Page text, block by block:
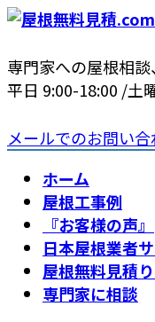
コ
テ
ン
へ
ス
ナ
ゲ
ー
ョ
ン
専門家への屋根相談
平日 9:00-18:00 /土
メールでのお問い合
ホーム
屋根工事例
『お客様の声』
日本屋根業者
屋根無料見積
専門家に相談